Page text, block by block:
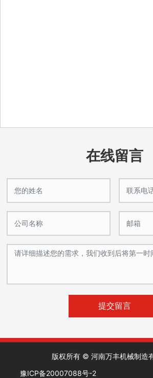
在线留言
提交留言
版权所有 © 河南万丰机械制造
豫ICP备20007088号-2